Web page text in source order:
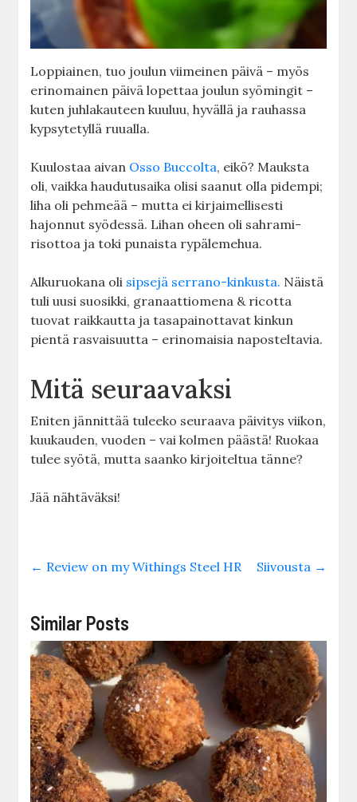
Loppiainen, tuo joulun viimeinen päivä – myös
erinomainen päivä lopettaa joulun syömingit –
kuten juhlakauteen kuuluu, hyvällä ja rauhassa
kypsytetyllä ruualla.
Kuulostaa aivan Osso Buccolta, eikö? Mauksta
oli, vaikka haudutusaika olisi saanut olla pidempi;
liha oli pehmeää – mutta ei kirjaimellisesti
hajonnut syödessä. Lihan oheen oli sahrami-
risottoa ja toki punaista rypälemehua.
Alkuruokana oli sipsejä serrano-kinkusta. Näistä
tuli uusi suosikki, granaattiomena & ricotta
tuovat raikkautta ja tasapainottavat kinkun
pientä rasvaisuutta – erinomaisia naposteltavia.
Mitä seuraavaksi
Eniten jännittää tuleeko seuraava päivitys viikon,
kuukauden, vuoden – vai kolmen päästä! Ruokaa
tulee syötä, mutta saanko kirjoiteltua tänne?
Jää nähtäväksi!
← Review on my Withings Steel HR Siivousta →
Similar Posts